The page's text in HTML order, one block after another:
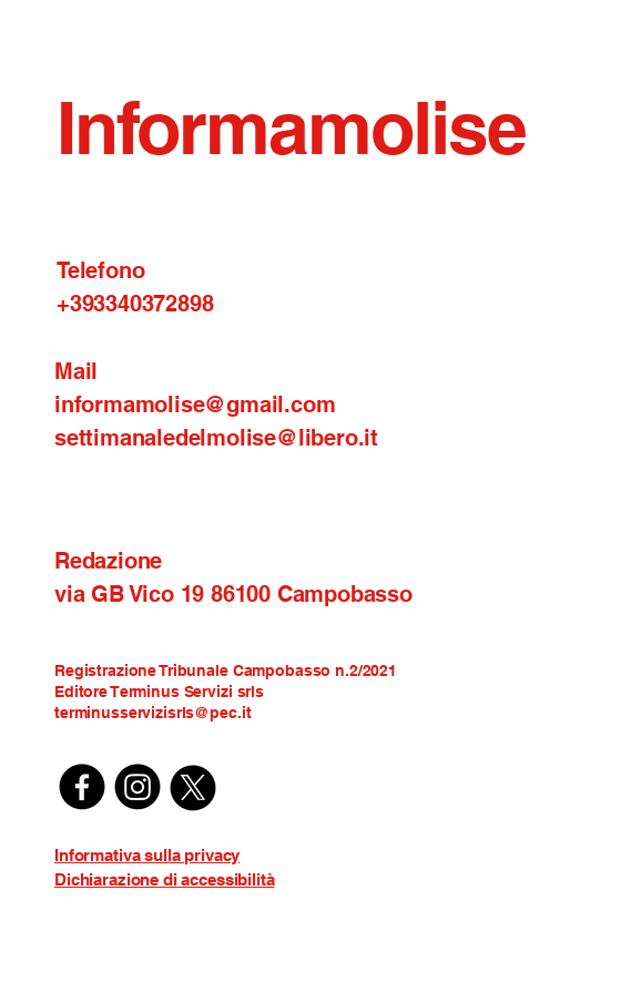
Informamolise
Telefono
+393340372898
Mail
informamolise@gmail.com
settimanaledelmolise@libero.it
Redazione
via GB Vico 19 86100 Campobasso
Registrazione Tribunale Campobasso n.2/2021
Editore Terminus Servizi srls
terminusservizisrls@pec.it
Informativa sulla privacy
Dichiarazione di accessibilità